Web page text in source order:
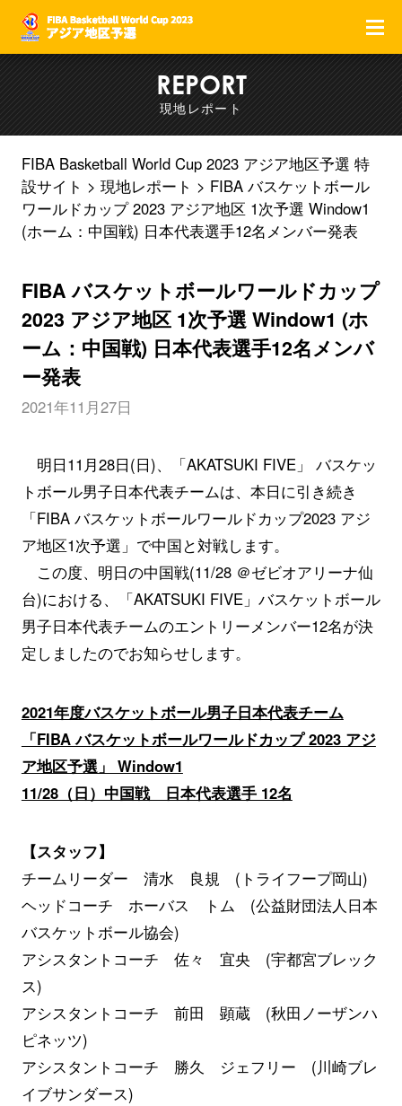
REPORT
現地レポート
FIBA Basketball World Cup 2023 アジア地区予選 特
設サイト
現地レポート
FIBA バスケットボール
ワールドカップ 2023 アジア地区 1次予選 Window1
(ホーム：中国戦) 日本代表選手12名メンバー発表
FIBA バスケットボールワールドカップ
2023 アジア地区 1次予選 Window1 (ホ
ーム：中国戦) 日本代表選手12名メンバ
ー発表
2021年11月27日
明日11月28日(日)、「AKATSUKI FIVE」 バスケッ
トボール男子日本代表チームは、本日に引き続き
「FIBA バスケットボールワールドカップ2023 アジ
ア地区1次予選」で中国と対戦します。
この度、明日の中国戦(11/28 ＠ゼビオアリーナ仙
台)における、「AKATSUKI FIVE」バスケットボール
男子日本代表チームのエントリーメンバー12名が決
定しましたのでお知らせします。
2021年度バスケットボール男子日本代表チーム
「FIBA バスケットボールワールドカップ 2023 アジ
ア地区予選」 Window1
11/28（日）中国戦 日本代表選手 12名
【スタッフ】
チームリーダー 清水 良規 (トライフープ岡山)
ヘッドコーチ ホーバス トム (公益財団法人日本
バスケットボール協会)
アシスタントコーチ 佐々 宜央 (宇都宮ブレック
ス)
アシスタントコーチ 前田 顕蔵 (秋田ノーザンハ
ピネッツ)
アシスタントコーチ 勝久 ジェフリー (川崎ブレ
イブサンダース)